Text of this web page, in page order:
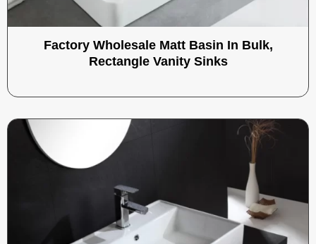
Factory Wholesale Matt Basin In Bulk,
Rectangle Vanity Sinks